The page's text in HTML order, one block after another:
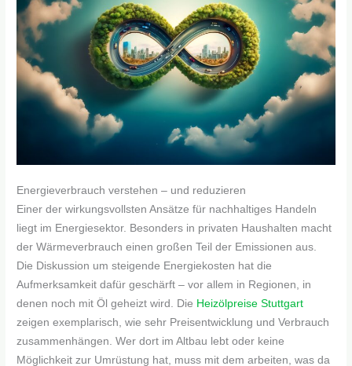
Energieverbrauch verstehen – und reduzieren
Einer der wirkungsvollsten Ansätze für nachhaltiges Handeln
liegt im Energiesektor. Besonders in privaten Haushalten macht
der Wärmeverbrauch einen großen Teil der Emissionen aus.
Die Diskussion um steigende Energiekosten hat die
Aufmerksamkeit dafür geschärft – vor allem in Regionen, in
denen noch mit Öl geheizt wird. Die Heizölpreise Stuttgart
zeigen exemplarisch, wie sehr Preisentwicklung und Verbrauch
zusammenhängen. Wer dort im Altbau lebt oder keine
Möglichkeit zur Umrüstung hat, muss mit dem arbeiten, was da